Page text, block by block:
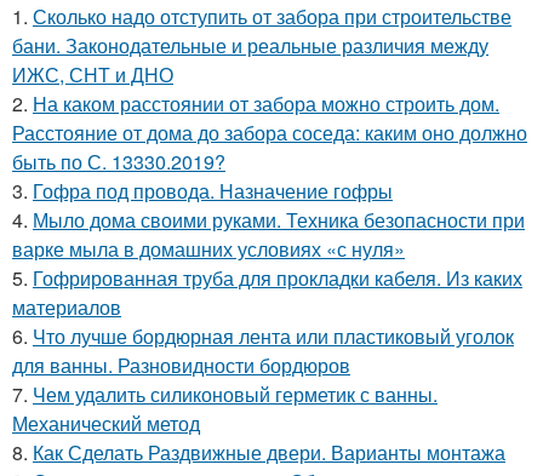
1. Сколько надо отступить от забора при строительстве
бани. Законодательные и реальные различия между
ИЖС, СНТ и ДНО
2. На каком расстоянии от забора можно строить дом.
Расстояние от дома до забора соседа: каким оно должно
быть по С. 13330.2019?
3. Гофра под провода. Назначение гофры
4. Мыло дома своими руками. Техника безопасности при
варке мыла в домашних условиях «с нуля»
5. Гофрированная труба для прокладки кабеля. Из каких
материалов
6. Что лучше бордюрная лента или пластиковый уголок
для ванны. Разновидности бордюров
7. Чем удалить силиконовый герметик с ванны.
Механический метод
8. Как Сделать Раздвижные двери. Варианты монтажа